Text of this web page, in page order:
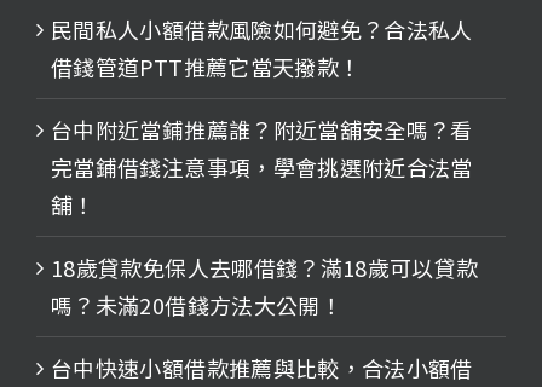
民間私人小額借款風險如何避免？合法私人
借錢管道PTT推薦它當天撥款！
台中附近當鋪推薦誰？附近當舖安全嗎？看
完當鋪借錢注意事項，學會挑選附近合法當
舖！
18歲貸款免保人去哪借錢？滿18歲可以貸款
嗎？未滿20借錢方法大公開！
台中快速小額借款推薦與比較，合法小額借